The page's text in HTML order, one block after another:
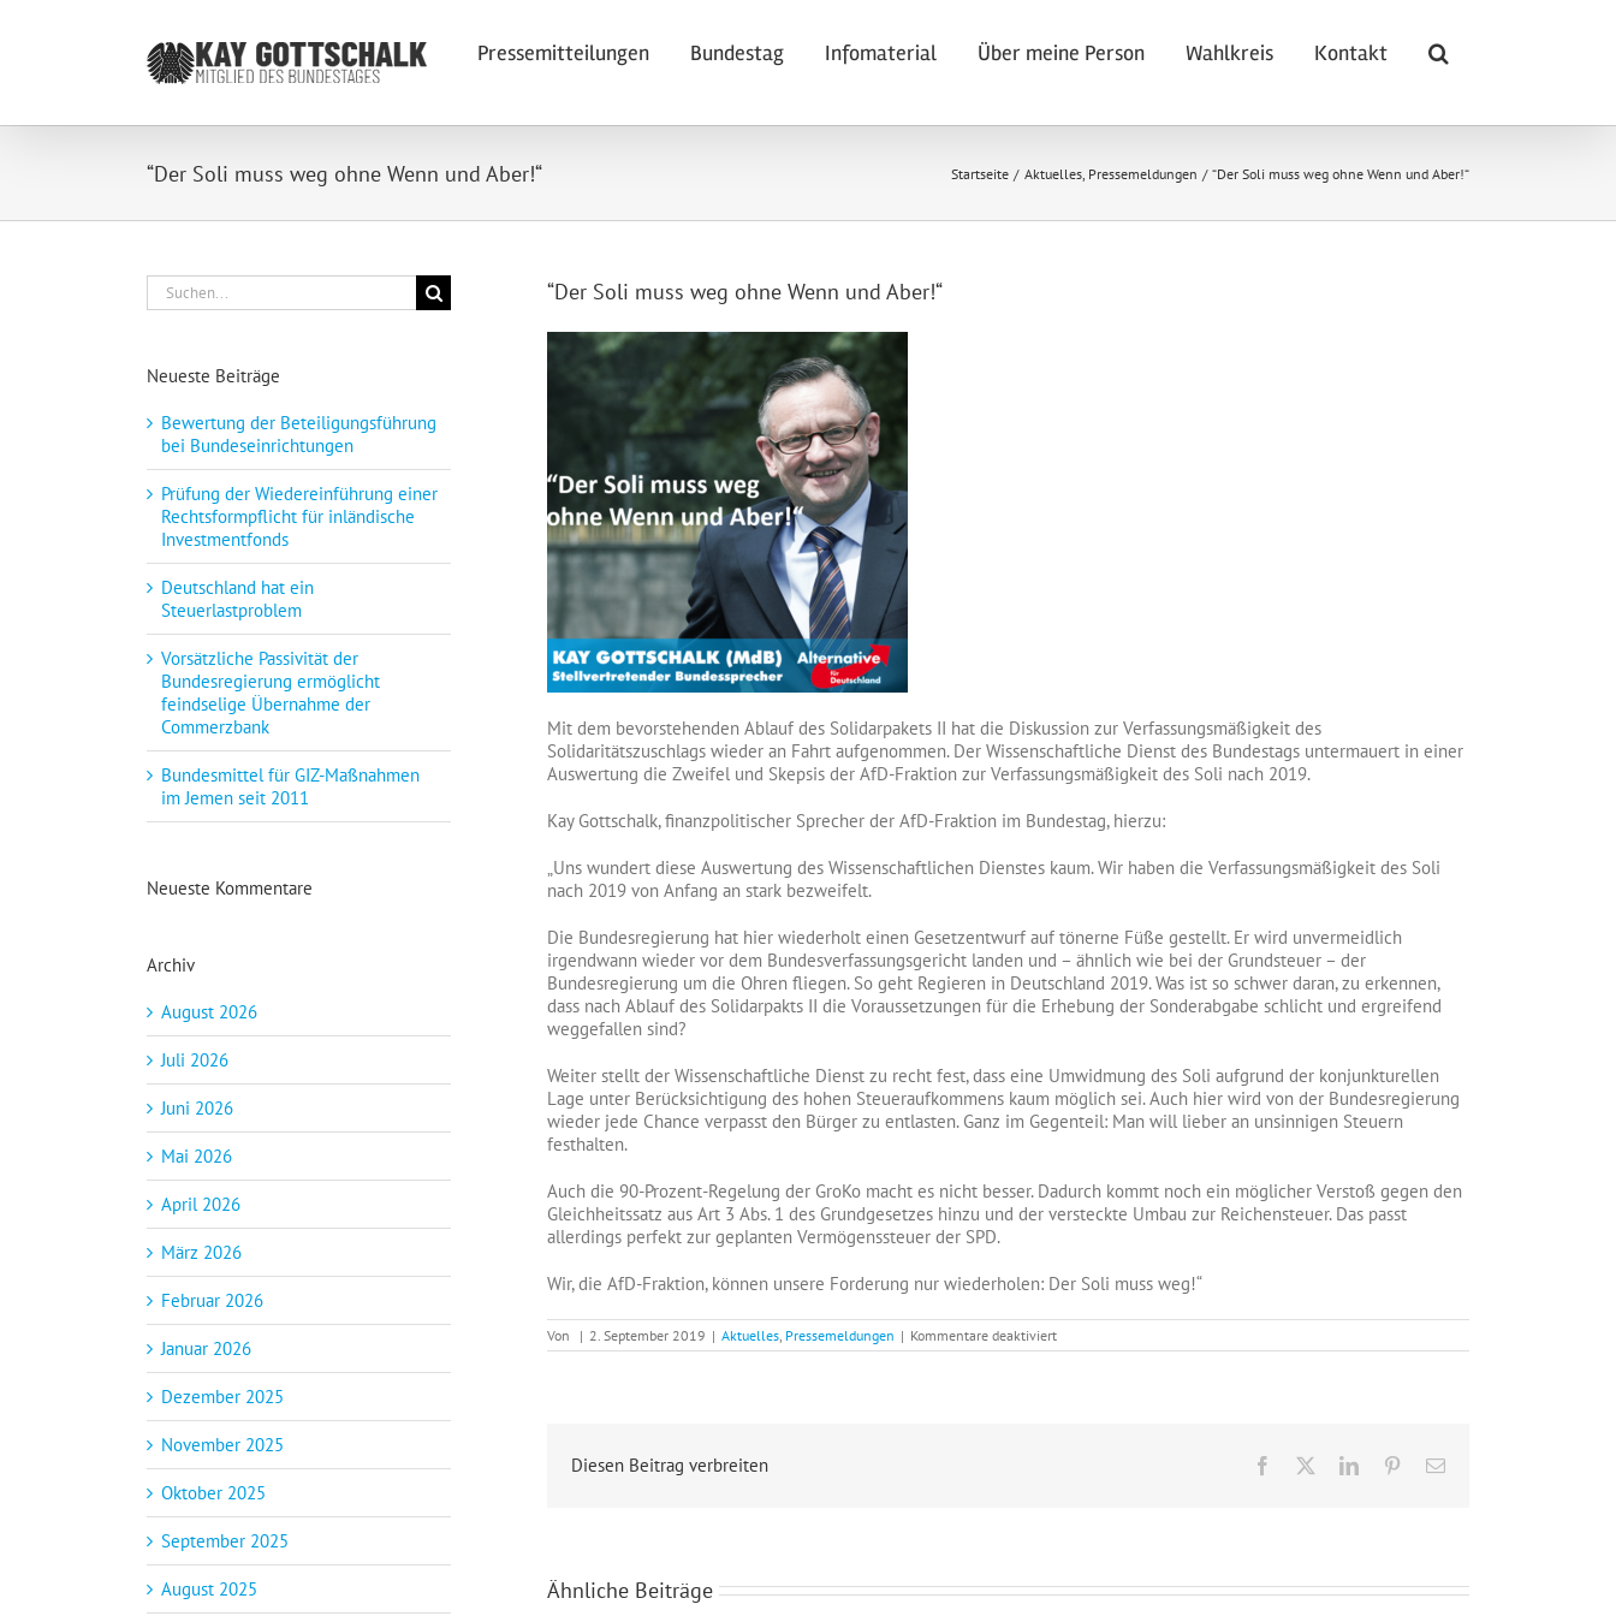
Pressemitteilungen Bundestag Infomaterial Über meine Person Wahlkreis Kontakt
“Der Soli muss weg ohne Wenn und Aber!“ Startseite Aktuelles Pressemeldungen “Der Soli muss weg ohne Wenn und Aber!“
“Der Soli muss weg ohne Wenn und Aber!“
Mit dem bevorstehenden Ablauf des Solidarpakets II hat die Diskussion zur Verfassungsmäßigkeit des
Solidaritätszuschlags wieder an Fahrt aufgenommen. Der Wissenschaftliche Dienst des Bundestags untermauert in einer
Auswertung die Zweifel und Skepsis der AfD-Fraktion zur Verfassungsmäßigkeit des Soli nach 2019.
Kay Gottschalk, finanzpolitischer Sprecher der AfD-Fraktion im Bundestag, hierzu:
„Uns wundert diese Auswertung des Wissenschaftlichen Dienstes kaum. Wir haben die Verfassungsmäßigkeit des Soli
nach 2019 von Anfang an stark bezweifelt.
Die Bundesregierung hat hier wiederholt einen Gesetzentwurf auf tönerne Füße gestellt. Er wird unvermeidlich
irgendwann wieder vor dem Bundesverfassungsgericht landen und – ähnlich wie bei der Grundsteuer – der
Bundesregierung um die Ohren fliegen. So geht Regieren in Deutschland 2019. Was ist so schwer daran, zu erkennen,
dass nach Ablauf des Solidarpakts II die Voraussetzungen für die Erhebung der Sonderabgabe schlicht und ergreifend
weggefallen sind?
Weiter stellt der Wissenschaftliche Dienst zu recht fest, dass eine Umwidmung des Soli aufgrund der konjunkturellen
Lage unter Berücksichtigung des hohen Steueraufkommens kaum möglich sei. Auch hier wird von der Bundesregierung
wieder jede Chance verpasst den Bürger zu entlasten. Ganz im Gegenteil: Man will lieber an unsinnigen Steuern
festhalten.
Auch die 90-Prozent-Regelung der GroKo macht es nicht besser. Dadurch kommt noch ein möglicher Verstoß gegen den
Gleichheitssatz aus Art 3 Abs. 1 des Grundgesetzes hinzu und der versteckte Umbau zur Reichensteuer. Das passt
allerdings perfekt zur geplanten Vermögenssteuer der SPD.
Wir, die AfD-Fraktion, können unsere Forderung nur wiederholen: Der Soli muss weg!“
Von | 2. September 2019 | Aktuelles Pressemeldungen | Kommentare deaktiviertfür
“Der
Diesen Beitrag verbreiten Facebook LinkedInPinterest
E-
Ähnliche Beiträge
Suche
nach:
Neueste Beiträge
Bewertung der Beteiligungsführung
bei Bundeseinrichtungen
Prüfung der Wiedereinführung einer
Rechtsformpflicht für inländische
Investmentfonds
Deutschland hat ein
Steuerlastproblem
Vorsätzliche Passivität der
Bundesregierung ermöglicht
feindselige Übernahme der
Commerzbank
Bundesmittel für GIZ-Maßnahmen
im Jemen seit 2011
Neueste Kommentare
Archiv
August 2026
Juli 2026
Juni 2026
Mai 2026
April 2026
März 2026
Februar 2026
Januar 2026
Dezember 2025
November 2025
Oktober 2025
September 2025
August 2025